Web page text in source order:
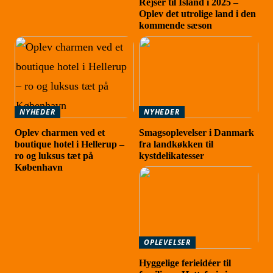
Rejser til Island i 2025 –
Oplev det utrolige land i den
kommende sæson
NYHEDER
Oplev charmen ved et
boutique hotel i Hellerup –
ro og luksus tæt på
København
NYHEDER
Smagsoplevelser i Danmark
fra landkøkken til
kystdelikatesser
OPLEVELSER
Hyggelige ferieidéer til